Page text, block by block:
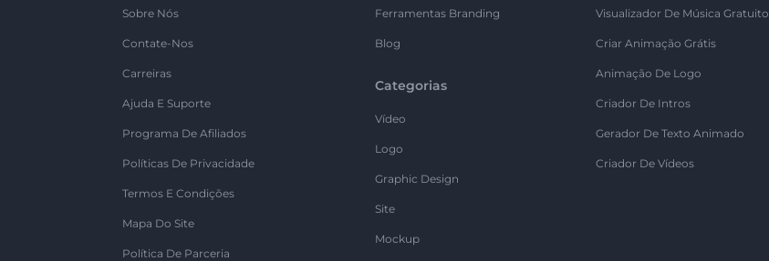
Sobre Nós
Contate-Nos
Carreiras
Ajuda E Suporte
Programa De Afiliados
Políticas De Privacidade
Termos E Condições
Mapa Do Site
Política De Parceria
Ferramentas Branding
Blog
Categorias
Vídeo
Logo
Graphic Design
Site
Mockup
Visualizador De Música Gratuito
Criar Animação Grátis
Animação De Logo
Criador De Intros
Gerador De Texto Animado
Criador De Vídeos